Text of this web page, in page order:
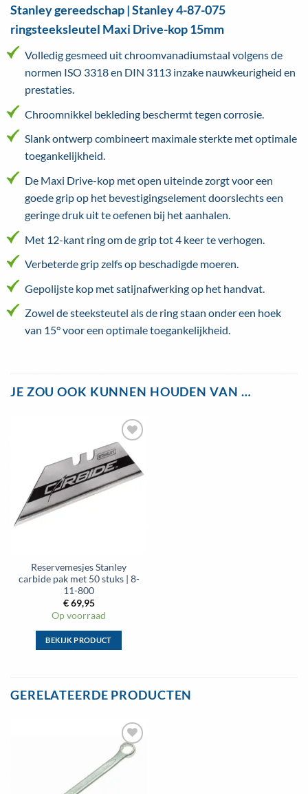
Stanley gereedschap | Stanley 4-87-075
ringsteeksleutel Maxi Drive-kop 15mm
Volledig gesmeed uit chroomvanadiumstaal volgens de
normen ISO 3318 en DIN 3113 inzake nauwkeurigheid en
prestaties.
Chroomnikkel bekleding beschermt tegen corrosie.
Slank ontwerp combineert maximale sterkte met optimale
toegankelijkheid.
De Maxi Drive-kop met open uiteinde zorgt voor een
goede grip op het bevestigingselement doorslechts een
geringe druk uit te oefenen bij het aanhalen.
Met 12-kant ring om de grip tot 4 keer te verhogen.
Verbeterde grip zelfs op beschadigde moeren.
Gepolijste kop met satijnafwerking op het handvat.
Zowel de steeksteutel als de ring staan onder een hoek
van 15° voor een optimale toegankelijkheid.
JE ZOU OOK KUNNEN HOUDEN VAN …
Reservemesjes Stanley
carbide pak met 50 stuks | 8-
11-800
€69,95
Op voorraad
BEKIJK PRODUCT
meerdere
gekozen
worden
GERELATEERDE PRODUCTEN